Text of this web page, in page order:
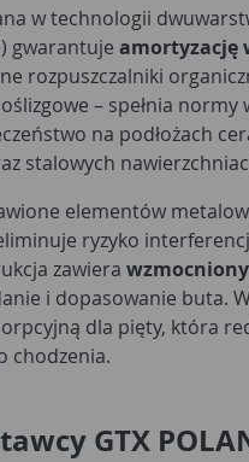
w technologii
gwarantuje amortyzację
rozpuszczalniki
– spełnia normy
na podłożach
stalowych
elementów
ryzyko
zawiera
i dopasowanie buta.
dla pięty, która
chodzenia.
GTX